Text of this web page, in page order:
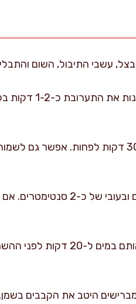
עשבי התיבול, השום
בידיים קרות (אפשר
מכסים את הקערה בניילון נצמד ומעבירים למקרר לנוח
מוציאים מהמקרר ויוצרים קבבים באורך
אם משתמשים בשיפודי מתכת – מה טוב. אם